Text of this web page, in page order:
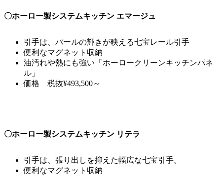
〇ホーロー製システムキッチン エマージュ
引手は、パールの輝きが映える七宝レール引手
便利なマグネット収納
油汚れや熱にも強い「ホーロークリーンキッチンパネ
ル」
価格 税抜¥493,500～
〇ホーロー製システムキッチン リテラ
引手は、張り出しを抑えた幅広な七宝引手。
便利なマグネット収納